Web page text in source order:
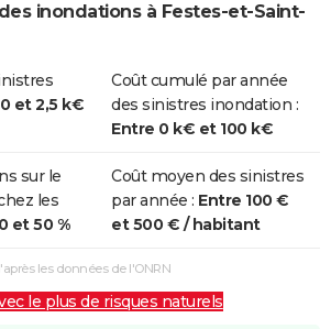
2009 27/01/2009 4 j Non
01/2009 27/01/2009 4 j
inondations à Festes-et-Saint-
et 2,5 k€
Coût cumulé par année
des sinistres inondation :
Entre 0 k€ et 100 k€
sur le
les
et 50 %
Coût moyen des sinistres
par année : Entre 100 €
et 500 € / habitant
les données de l'ONRN
le plus de risques naturels